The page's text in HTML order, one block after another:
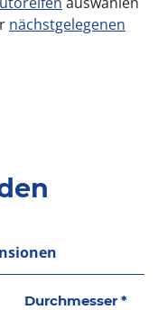
nächstgelegenen
Durchmesser*